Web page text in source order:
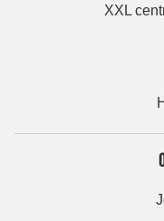
XXL